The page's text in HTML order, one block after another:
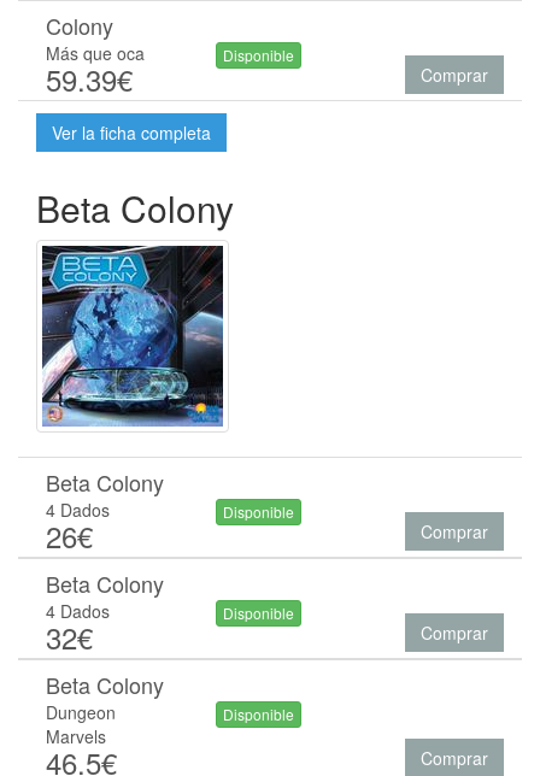
Colony
Más que oca
59.39€
Disponible
Comprar
Ver la ficha completa
Beta Colony
Beta Colony
4 Dados
26€
Disponible
Comprar
Beta Colony
4 Dados
32€
Disponible
Comprar
Beta Colony
Dungeon
Marvels
46.5€
Disponible
Comprar